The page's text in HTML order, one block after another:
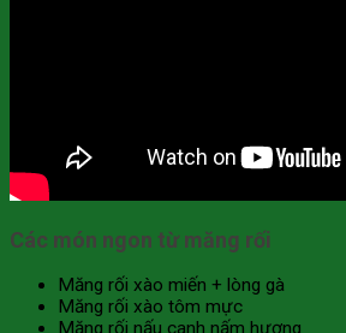
Các món ngon từ măng rối
Măng rối xào miến + lòng gà
Măng rối xào tôm mực
Măng rối nấu canh nấm hương